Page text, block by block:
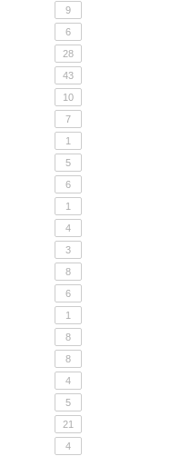
9
6
28
43
10
7
1
5
6
1
4
3
8
6
1
8
8
4
5
21
4